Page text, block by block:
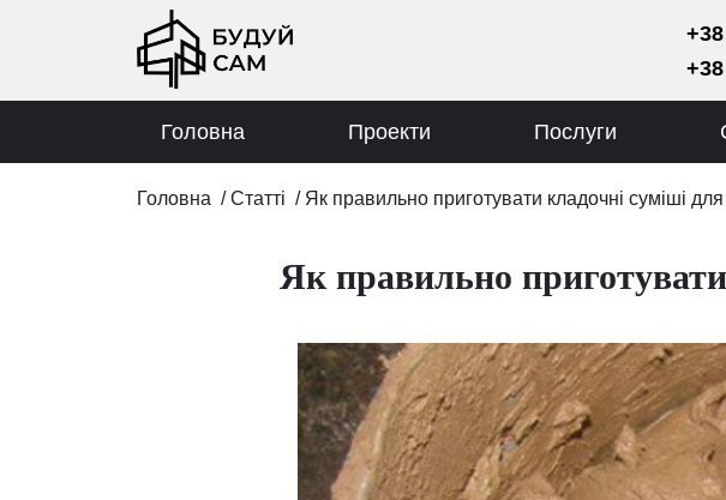
Головна Проекти Послуги
Головна /Статті / Як правильно приготувати кладочні суміші для
Як правильно приготувати